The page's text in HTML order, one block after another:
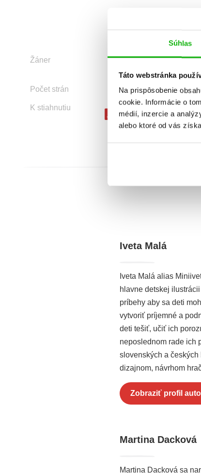
Súhlas
Táto webstránka
Na prispôsobenie
cookie. Informácie o
médií, inzercie a
alebo ktoré od vás
Žáner
ilustrované knihy
príbehy detí
Počet strán 40
K stiahnutiu Ukážka.pdf
Iveta Malá
Iveta Malá alias
hlavne detskej
príbehy aby sa deti
vytvoriť príjemné a
deti tešiť, učiť ich
neposlednom rade ich
slovenských a
dizajnom, návrhom
Zobraziť profil
Martina Dacková
Martina Dacková sa